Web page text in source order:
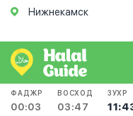
Нижнекамск
ФАДЖР
00:03
ВОСХОД
03:47
ЗУХР